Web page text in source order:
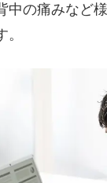
中の痛みなど